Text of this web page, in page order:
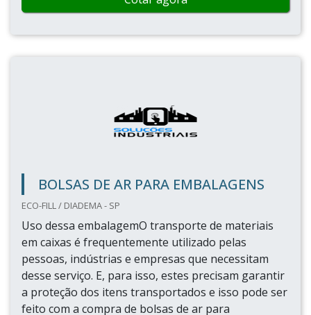
EMBALAGEM SACO PLÁSTICO BOLHA
achará a empresa que é líder do mercado. Fazendo
um orçamento na maior plataforma B2B e
encontrando a líder do mercado.É importante
lembrar que o produto deve sempre ser adquirido
com empresas especializadas no segmento. Esse
tipo de cuidado ajuda a garantir a qualidade e
durabilidade dos materiais, além de evitar prejuízos
com sub...